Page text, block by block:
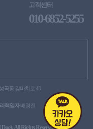
고객센터
010-6852-5255
곡동 갖바치로 43
책임자배경진
All Rights Reserved.